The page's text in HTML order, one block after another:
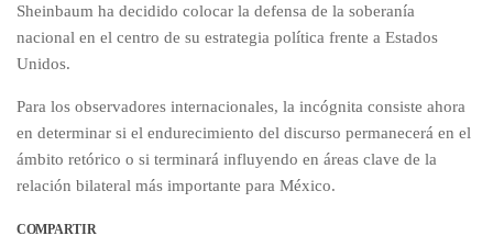
Sheinbaum ha decidido colocar la defensa de la soberanía
nacional en el centro de su estrategia política frente a Estados
Unidos.
Para los observadores internacionales, la incógnita consiste ahora
en determinar si el endurecimiento del discurso permanecerá en el
ámbito retórico o si terminará influyendo en áreas clave de la
relación bilateral más importante para México.
COMPARTIR